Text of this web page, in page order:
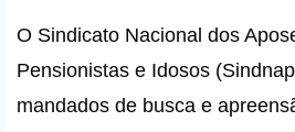
O Sindicato Nacional dos
Pensionistas e Idosos
mandados de busca e